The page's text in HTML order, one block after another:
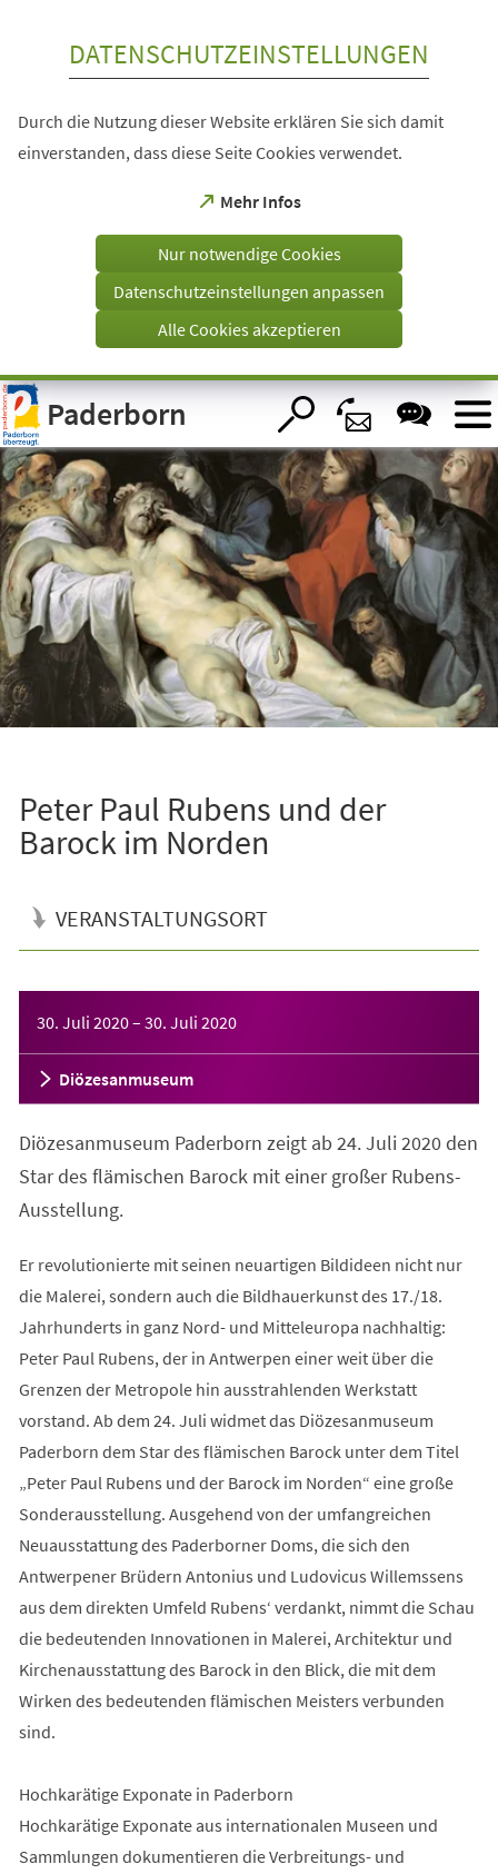
Visuelle
Assistenzsoftware
öffnen.
DATENSCHUTZEINSTELLUNGEN
Durch die Nutzung dieser Website erklären Sie sich damit
einverstanden, dass diese Seite Cookies verwendet.
Mehr Infos
(Öffnet
einem
Tab)
Nur notwendige Cookies
Datenschutzeinstellungen anpassen
Alle Cookies akzeptieren
Paderborn
Peter Paul Rubens und der
Barock im Norden
VERANSTALTUNGSORT
30. Juli 2020– 30. Juli 2020
Diözesanmuseum
Diözesanmuseum Paderborn zeigt ab 24. Juli 2020 den
Star des flämischen Barock mit einer großer Rubens-
Ausstellung.
Er revolutionierte mit seinen neuartigen Bildideen nicht nur
die Malerei, sondern auch die Bildhauerkunst des 17./18.
Jahrhunderts in ganz Nord- und Mitteleuropa nachhaltig:
Peter Paul Rubens, der in Antwerpen einer weit über die
Grenzen der Metropole hin ausstrahlenden Werkstatt
vorstand. Ab dem 24. Juli widmet das Diözesanmuseum
Paderborn dem Star des flämischen Barock unter dem Titel
„Peter Paul Rubens und der Barock im Norden“ eine große
Sonderausstellung. Ausgehend von der umfangreichen
Neuausstattung des Paderborner Doms, die sich den
Antwerpener Brüdern Antonius und Ludovicus Willemssens
aus dem direkten Umfeld Rubens‘ verdankt, nimmt die Schau
die bedeutenden Innovationen in Malerei, Architektur und
Kirchenausstattung des Barock in den Blick, die mit dem
Wirken des bedeutenden flämischen Meisters verbunden
sind.
Hochkarätige Exponate in Paderborn
Hochkarätige Exponate aus internationalen Museen und
Sammlungen dokumentieren die Verbreitungs- und